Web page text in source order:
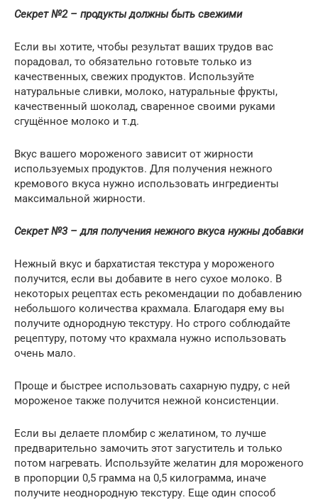
Секрет №2 – продукты должны быть свежими
Если вы хотите, чтобы результат ваших трудов вас
порадовал, то обязательно готовьте только из
качественных, свежих продуктов. Используйте
натуральные сливки, молоко, натуральные фрукты,
качественный шоколад, сваренное своими руками
сгущённое молоко и т.д.
Вкус вашего мороженого зависит от жирности
используемых продуктов. Для получения нежного
кремового вкуса нужно использовать ингредиенты
максимальной жирности.
Секрет №3 – для получения нежного вкуса нужны добавки
Нежный вкус и бархатистая текстура у мороженого
получится, если вы добавите в него сухое молоко. В
некоторых рецептах есть рекомендации по добавлению
небольшого количества крахмала. Благодаря ему вы
получите однородную текстуру. Но строго соблюдайте
рецептуру, потому что крахмала нужно использовать
очень мало.
Проще и быстрее использовать сахарную пудру, с ней
мороженое также получится нежной консистенции.
Если вы делаете пломбир с желатином, то лучше
предварительно замочить этот загуститель и только
потом нагревать. Используйте желатин для мороженого
в пропорции 0,5 грамма на 0,5 килограмма, иначе
получите неоднородную текстуру. Еще один способ